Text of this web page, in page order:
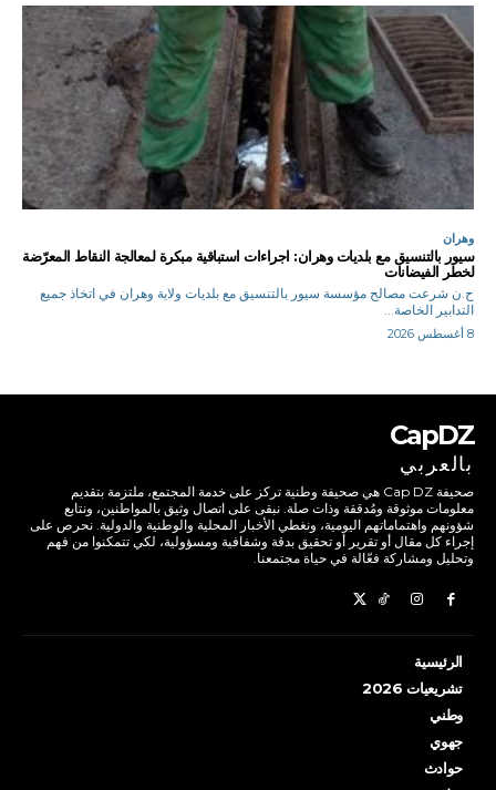
وهران
سيور بالتنسيق مع بلديات وهران: اجراءات استباقية مبكرة لمعالجة النقاط المعرّضة
لخطر الفيضانات
ح.ن شرعت مصالح مؤسسة سيور بالتنسيق مع بلديات ولاية وهران في اتخاذ جميع
التدابير الخاصة...
8 أغسطس 2026
CapDZ
بالعربي
صحيفة Cap DZ هي صحيفة وطنية تركز على خدمة المجتمع، ملتزمة بتقديم
معلومات موثوقة ومُدققة وذات صلة. نبقى على اتصال وثيق بالمواطنين، ونتابع
شؤونهم واهتماماتهم اليومية، ونغطي الأخبار المحلية والوطنية والدولية. نحرص على
إجراء كل مقال أو تقرير أو تحقيق بدقة وشفافية ومسؤولية، لكي تتمكنوا من فهم
وتحليل ومشاركة فعّالة في حياة مجتمعنا.
الرئيسية
تشريعيات 2026
وطني
جهوي
حوادث